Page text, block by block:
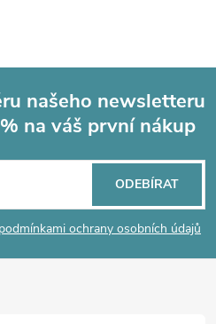
našeho newsletteru
na váš první nákup
podmínkami ochrany osobních údajů
ODEBÍRAT